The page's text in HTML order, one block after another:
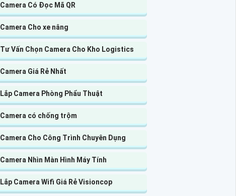
Camera Có Đọc Mã QR
Camera Cho xe nâng
Tư Vấn Chọn Camera Cho Kho Logistics
Camera Giá Rẻ Nhất
Lắp Camera Phòng Phẩu Thuật
Camera có chống trộm
Camera Cho Công Trình Chuyên Dụng
Camera Nhìn Màn Hình Máy Tính
Lắp Camera Wifi Giá Rẻ Visioncop